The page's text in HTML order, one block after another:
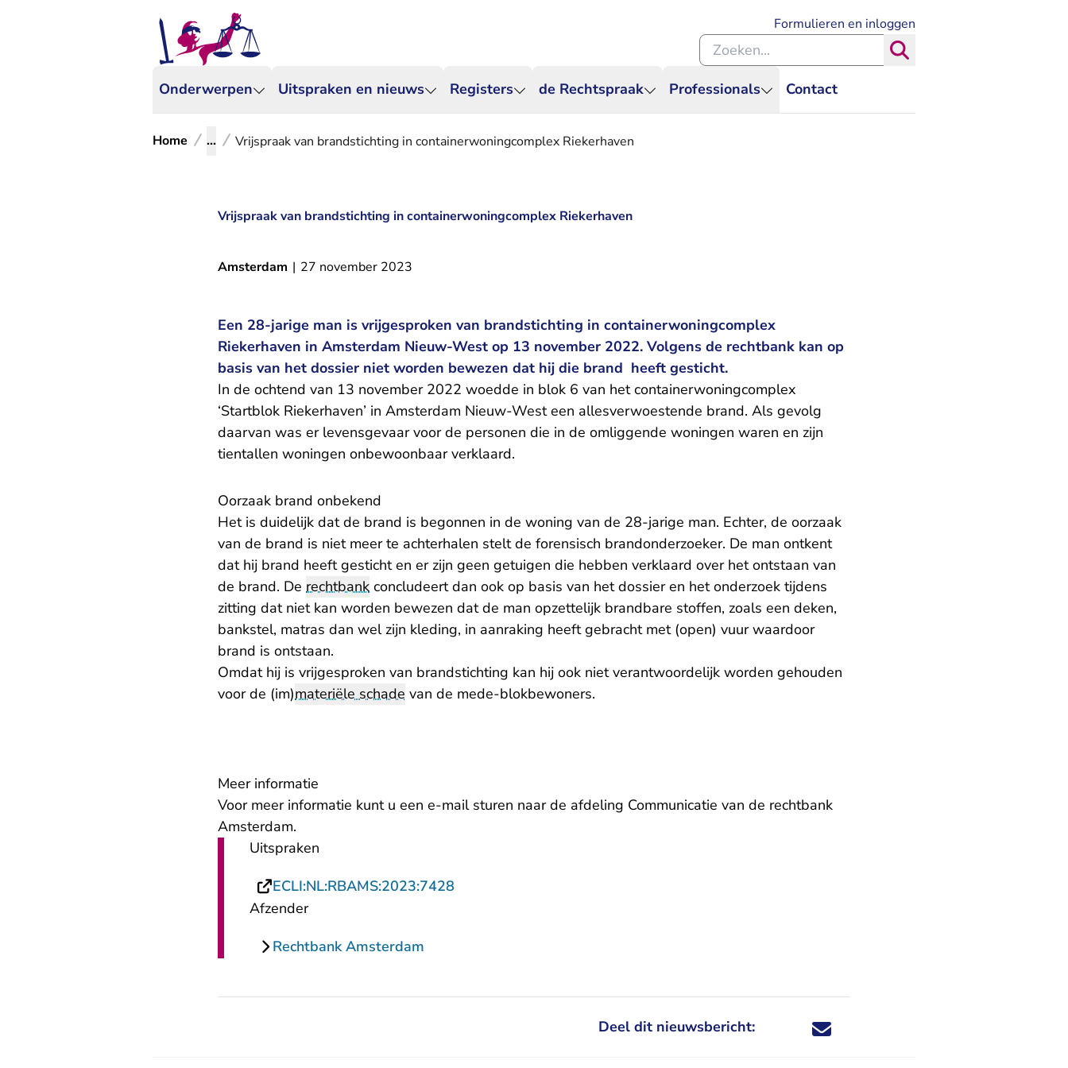
Onderwerpen Uitspraken en nieuws Registers de Rechtspraak Professionals Contact
Formulieren en inloggen
Zoeken binnen de Rechtspraak
Home ... Vrijspraak van brandstichting in containerwoningcomplex Riekerhaven
Vrijspraak van brandstichting in containerwoningcomplex Riekerhaven
Amsterdam | 27 november 2023
Een 28-jarige man is vrijgesproken van brandstichting in containerwoningcomplex
Riekerhaven in Amsterdam Nieuw-West op 13 november 2022. Volgens de rechtbank kan op
basis van het dossier niet worden bewezen dat hij die brand heeft gesticht.
In de ochtend van 13 november 2022 woedde in blok 6 van het containerwoningcomplex
‘Startblok Riekerhaven’ in Amsterdam Nieuw-West een allesverwoestende brand. Als gevolg
daarvan was er levensgevaar voor de personen die in de omliggende woningen waren en zijn
tientallen woningen onbewoonbaar verklaard.
Oorzaak brand onbekend
Het is duidelijk dat de brand is begonnen in de woning van de 28-jarige man. Echter, de oorzaak
van de brand is niet meer te achterhalen stelt de forensisch brandonderzoeker. De man ontkent
dat hij brand heeft gesticht en er zijn geen getuigen die hebben verklaard over het ontstaan van
de brand. De rechtbank concludeert dan ook op basis van het dossier en het onderzoek tijdens
zitting dat niet kan worden bewezen dat de man opzettelijk brandbare stoffen, zoals een deken,
bankstel, matras dan wel zijn kleding, in aanraking heeft gebracht met (open) vuur waardoor
brand is ontstaan.
Omdat hij is vrijgesproken van brandstichting kan hij ook niet verantwoordelijk worden gehouden
voor de (im)materiële schade van de mede-blokbewoners.
Meer informatie
Voor meer informatie kunt u een e-mail- U verlaat Rechtspraak.nl
sturen naar de afdeling Communicatie van de rechtbank
Amsterdam.
Uitspraken
ECLI:NL:RBAMS:2023:7428
Afzender
Rechtbank Amsterdam
Deel dit nieuwsbericht: Deel dit nieuwsbericht via X - U verlaat
Deel dit nieuwsbericht via Facebook - U
Deel dit nieuwsbericht via e-mail
Deel dit nieuwsbericht via LinkedIn - U